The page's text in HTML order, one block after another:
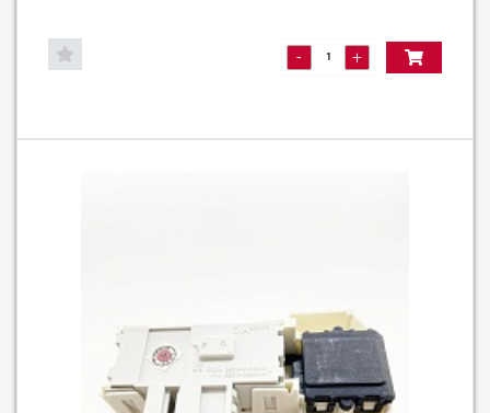
- +